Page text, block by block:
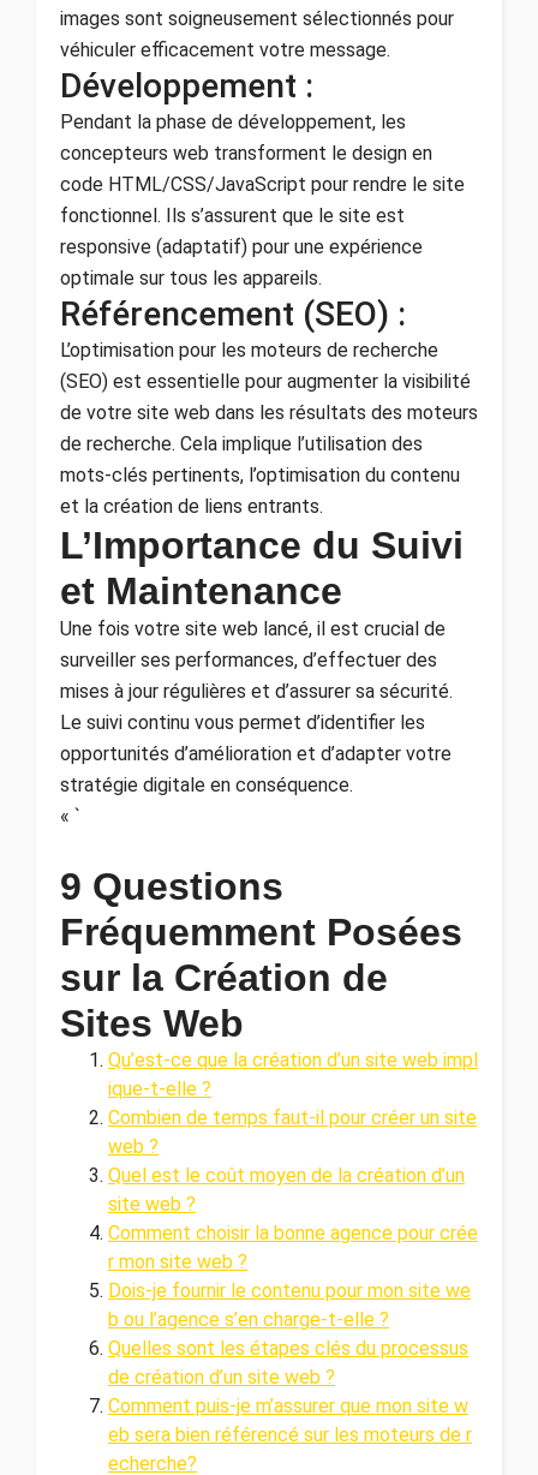
images sont soigneusement sélectionnés pour
véhiculer efficacement votre message.
Développement :
Pendant la phase de développement, les
concepteurs web transforment le design en
code HTML/CSS/JavaScript pour rendre le site
fonctionnel. Ils s’assurent que le site est
responsive (adaptatif) pour une expérience
optimale sur tous les appareils.
Référencement (SEO) :
L’optimisation pour les moteurs de recherche
(SEO) est essentielle pour augmenter la visibilité
de votre site web dans les résultats des moteurs
de recherche. Cela implique l’utilisation des
mots-clés pertinents, l’optimisation du contenu
et la création de liens entrants.
L’Importance du Suivi
et Maintenance
Une fois votre site web lancé, il est crucial de
surveiller ses performances, d’effectuer des
mises à jour régulières et d’assurer sa sécurité.
Le suivi continu vous permet d’identifier les
opportunités d’amélioration et d’adapter votre
stratégie digitale en conséquence.
« `
9 Questions
Fréquemment Posées
sur la Création de
Sites Web
Qu’est-ce que la création d’un site web impl
ique-t-elle ?
Combien de temps faut-il pour créer un site
web ?
Quel est le coût moyen de la création d’un
site web ?
Comment choisir la bonne agence pour crée
r mon site web ?
Dois-je fournir le contenu pour mon site we
b ou l’agence s’en charge-t-elle ?
Quelles sont les étapes clés du processus
de création d’un site web ?
Comment puis-je m’assurer que mon site w
eb sera bien référencé sur les moteurs de r
echerche?